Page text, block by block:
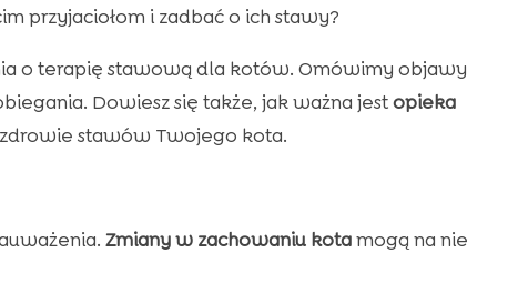
przyjaciołom i zadbać o ich stawy?
o terapię stawową dla kotów. Omówimy objawy
Dowiesz się także, jak ważna jestopieka
stawów Twojego kota.
Zmiany w zachowaniu kotamogą na nie